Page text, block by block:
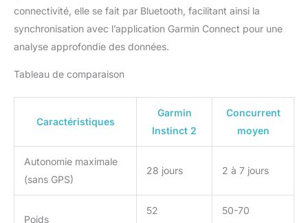
connectivité, elle se fait par Bluetooth, facilitant ainsi la
synchronisation avec l’application Garmin Connect pour une
analyse approfondie des données.
Tableau de comparaison
Caractéristiques
Garmin
Instinct 2
Concurrent
moyen
Autonomie maximale
(sans GPS)
28 jours 2 à 7 jours
Poids
52
50-70